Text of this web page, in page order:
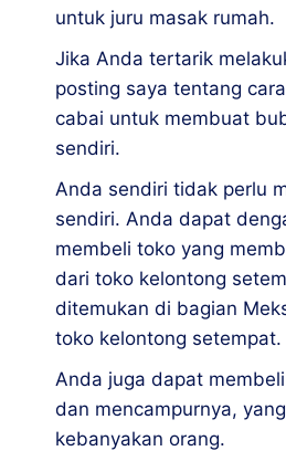
untuk juru masak rumah.
Jika Anda tertarik
posting saya tentang
cabai untuk membuat
sendiri.
Anda sendiri tidak perlu
sendiri. Anda dapat
membeli toko yang
dari toko kelontong
ditemukan di bagian
toko kelontong setempat.
Anda juga dapat
dan mencampurnya,
kebanyakan orang.